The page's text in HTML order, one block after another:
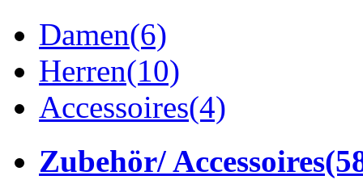
Damen(6)
Herren(10)
Accessoires(4)
Zubehör/ Accessoires